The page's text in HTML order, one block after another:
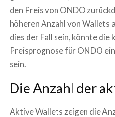
den Preis von ONDO
höheren Anzahl von Wallets
dies der Fall sein, könnte
Preisprognose für ONDO
sein.
Die Anzahl der
Aktive Wallets zeigen die